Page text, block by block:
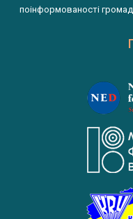
поінформованості